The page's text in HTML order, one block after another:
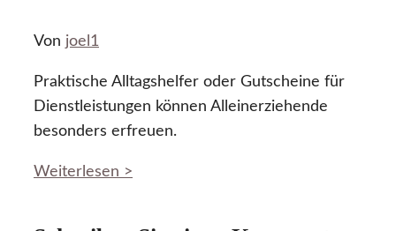
Von joel1
Praktische Alltagshelfer oder Gutscheine für
Dienstleistungen können Alleinerziehende
besonders erfreuen.
Weiterlesen >